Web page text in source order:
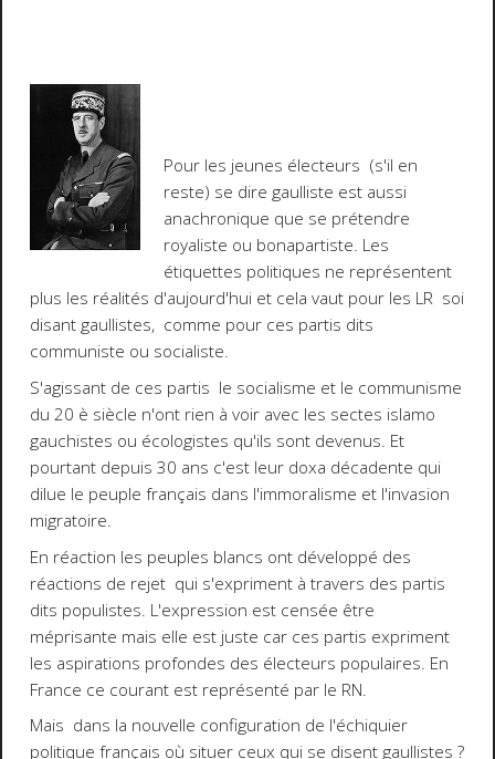
Pour les jeunes électeurs (s'il en
reste) se dire gaulliste est aussi
anachronique que se prétendre
royaliste ou bonapartiste. Les
étiquettes politiques ne représentent
plus les réalités d'aujourd'hui et cela vaut pour les LR soi
disant gaullistes, comme pour ces partis dits
communiste ou socialiste.
S'agissant de ces partis le socialisme et le communisme
du 20 è siècle n'ont rien à voir avec les sectes islamo
gauchistes ou écologistes qu'ils sont devenus. Et
pourtant depuis 30 ans c'est leur doxa décadente qui
dilue le peuple français dans l'immoralisme et l'invasion
migratoire.
En réaction les peuples blancs ont développé des
réactions de rejet qui s'expriment à travers des partis
dits populistes. L'expression est censée être
méprisante mais elle est juste car ces partis expriment
les aspirations profondes des électeurs populaires. En
France ce courant est représenté par le RN.
Mais dans la nouvelle configuration de l'échiquier
politique français où situer ceux qui se disent gaullistes ?